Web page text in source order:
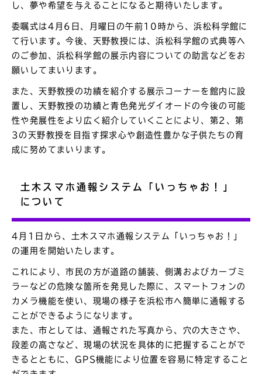
し、夢や希望を与えることになると期待いたします。
委嘱式は4月6日、月曜日の午前10時から、浜松科学館に
て行います。今後、天野教授には、浜松科学館の式典等へ
のご参加、浜松科学館の展示内容についての助言などをお
願いしてまいります。
また、天野教授の功績を紹介する展示コーナーを館内に設
置し、天野教授の功績と青色発光ダイオードの今後の可能
性や発展性をより広く紹介していくことにより、第2、第
3の天野教授を目指す探求心や創造性豊かな子供たちの育
成に努めてまいります。
土木スマホ通報システム「いっちゃお！」
について
4月1日から、土木スマホ通報システム「いっちゃお！」
の運用を開始いたします。
これにより、市民の方が道路の舗装、側溝およびカーブミ
ラーなどの危険な箇所を発見した際に、スマートフォンの
カメラ機能を使い、現場の様子を浜松市へ簡単に通報する
ことができるようになります。
また、市としては、通報された写真から、穴の大きさや、
段差の高さなど、現場の状況を具体的に把握することがで
きるとともに、GPS機能により位置を容易に特定すること